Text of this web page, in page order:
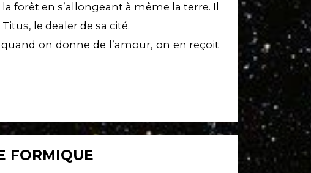
forêt en s’allongeant à même la terre. Il
le dealer de sa cité.
on donne de l’amour, on en reçoit
FORMIQUE